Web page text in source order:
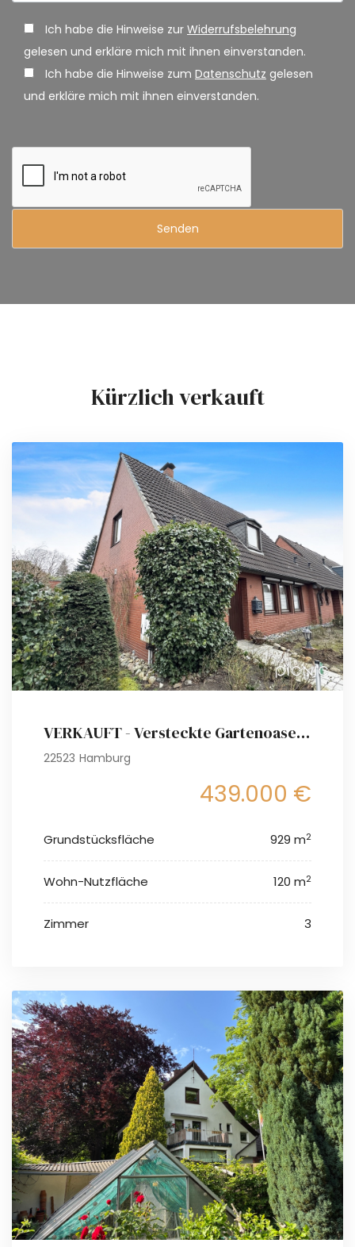
Ich habe die Hinweise zur Widerrufsbelehrung
gelesen und erkläre mich mit ihnen einverstanden.
Ich habe die Hinweise zum Datenschutz gelesen
und erkläre mich mit ihnen einverstanden.
Kürzlich verkauft
VERKAUFT - Versteckte Gartenoase mitten in Eidelstedt - gepflegtes Endhaus in der Lohkampsiedlung
22523 Hamburg
439.000 €
Grundstücksfläche 929 m2
Wohn-Nutzfläche 120 m2
Zimmer 3